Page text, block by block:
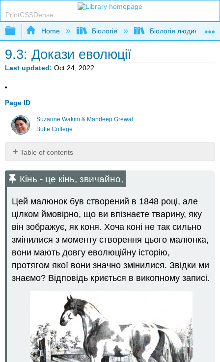
PrintCSSDense
Expand/collapse global hierarchy
Home Біологія Біологія людини
9.3: Докази еволюції
Last updated Oct 24, 2022
Page ID
Suzanne Wakim & Mandeep Grewal
Butte College
Table of contents
-
це
звичайно,
Докази
з
скам'янілостей
живих
видів
Порівняльна
Порівняльна
ембріологія
вестигіальні
споруди
Порівняння
ДНК
Кінь - це кінь, звичайно,
Цей малюнок був створений в 1848 році, але
цілком ймовірно, що ви впізнаєте тварину, яку
він зображує, як коня. Хоча коні не так сильно
змінилися з моменту створення цього малюнка,
вони мають довгу еволюційну історію,
протягом якої вони значно змінилися. Звідки ми
знаємо? Відповідь криється в викопному записі.